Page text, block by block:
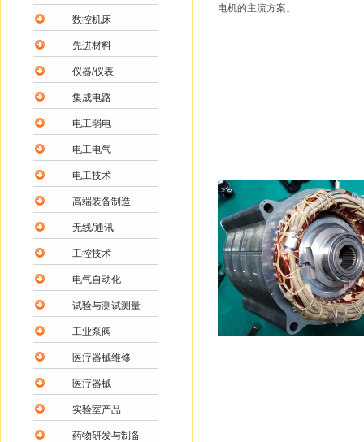
电机的主流方案。
数控机床
先进材料
仪器/仪表
集成电路
电工弱电
电工电气
电工技术
高端装备制造
无线/通讯
工控技术
电气自动化
试验与测试测量
工业泵阀
医疗器械维修
医疗器械
实验室产品
药物研发与制备